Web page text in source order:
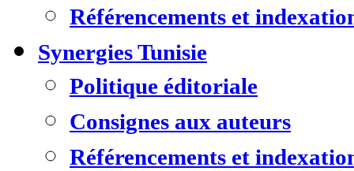
Référencements et
Synergies Tunisie
Politique éditoriale
Consignes aux auteurs
Référencements et